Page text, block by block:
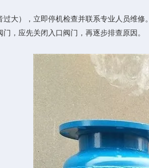
），立即停机检查并联系专业人员维修。
应先关闭入口阀门，再逐步排查原因。